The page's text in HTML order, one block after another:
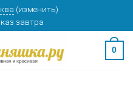
(изменить)
завтра
0